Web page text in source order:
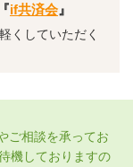
if共済会 』
くしていただく
ご相談を承ってお
機しておりますの